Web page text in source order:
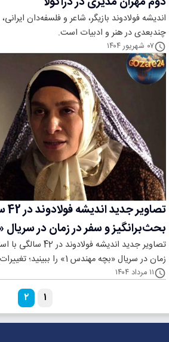
اندیشه فولادوند بازیگر، شاعر و فلسفه‌دان
چندبعدی در هنر و ادبیات است.
۰۷ شهریور ۱۴۰۴
بحث‌برانگیز و سفر در زمان در سریال
تصاویر جدید اندیشه
زمان در سریال «بچه مهندس 1» را ببینید؛ تغییرات…
۱۱ مرداد ۱۴۰۴
۱ ۲